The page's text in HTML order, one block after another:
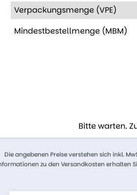
Verpackungsmenge (VPE)
Mindestbestellmenge (MBM)
Bitte warten.
Die angebenen Preise verstehen sich inkl.
zu den Versandkosten erhalten